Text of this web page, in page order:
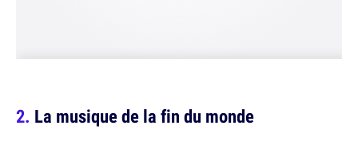
La musique de la fin du monde